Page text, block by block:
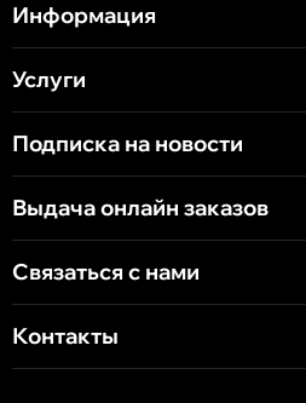
Информация
Услуги
Подписка на новости
Выдача онлайн заказов
Связаться с нами
Контакты